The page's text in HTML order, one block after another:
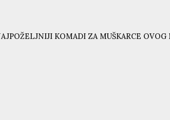
KOMADI ZA MUŠKARCE OVOG